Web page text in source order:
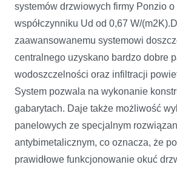
systemów drzwiowych firmy Ponzio o
współczynniku Ud od 0,67 W/
zaawansowanemu systemowi
centralnego uzyskano bardzo dobre
wodoszczelności oraz infiltracji
System pozwala na wykonanie
gabarytach. Daje także możliwość
panelowych ze specjalnym
antybimetalicznym, co oznacza, że
prawidłowe funkcjonowanie okuć